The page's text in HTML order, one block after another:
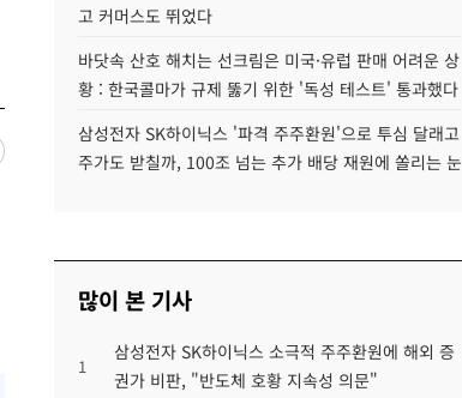
고 커머스도 뛰었다
바닷속 산호 해치는 선크림은 미국·유럽 판매 어려운 상
황 : 한국콜마가 규제 뚫기 위한 '독성 테스트' 통과했다
삼성전자 SK하이닉스 '파격 주주환원'으로 투심 달래고
주가도 받칠까, 100조 넘는 추가 배당 재원에 쏠리는 눈
많이 본 기사
1
삼성전자 SK하이닉스 소극적 주주환원에 해외 증
권가 비판, "반도체 호황 지속성 의문"